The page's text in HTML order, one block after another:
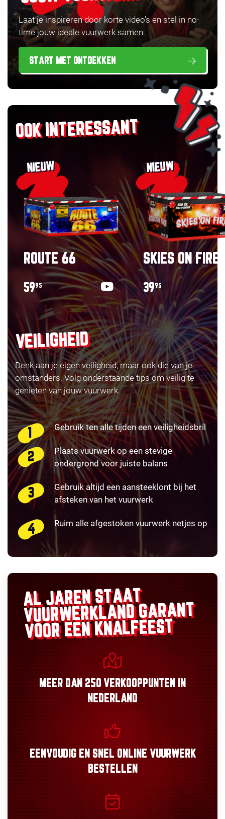
Laat je inspireren door korte video’s en stel in no-
time jouw ideale vuurwerk samen.
START MET ONTDEKKEN
OOK INTERESSANT
NIEUW
ROUTE 66
5995
NIEUW
SKIES ON FIRE
3995
VEILIGHEID
Denk aan je eigen veiligheid, maar ook die van je
omstanders. Volg onderstaande tips om veilig te
genieten van jouw vuurwerk.
Gebruik ten alle tijden een veiligheidsbril
Plaats vuurwerk op een stevige
ondergrond voor juiste balans
Gebruik altijd een aansteeklont bij het
afsteken van het vuurwerk
Ruim alle afgestoken vuurwerk netjes op
AL JAREN STAAT
VUURWERKLANDGARANT
VOOR EEN KNALFEEST
MEER DAN 250 VERKOOPPUNTEN
IN
NEDERLAND
EENVOUDIGEN SNEL ONLINE VUURWERK
BESTELLEN